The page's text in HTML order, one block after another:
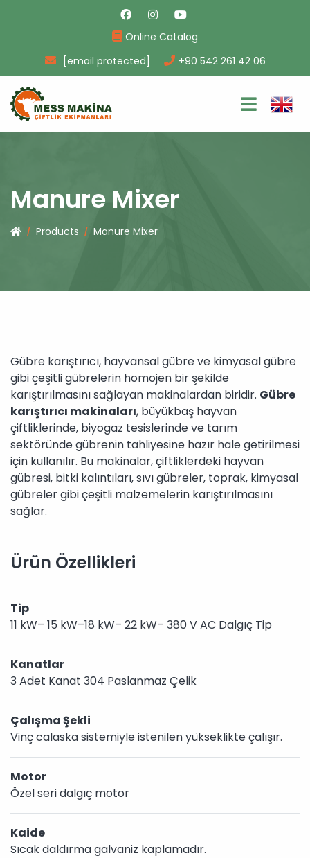
Online Catalog
[email protected]
+90 542 261 42 06
Manure Mixer
Products Manure Mixer
Gübre karıştırıcı, hayvansal gübre ve kimyasal gübre
gibi çeşitli gübrelerin homojen bir şekilde
karıştırılmasını sağlayan makinalardan biridir. Gübre
karıştırıcı makinaları, büyükbaş hayvan
çiftliklerinde, biyogaz tesislerinde ve tarım
sektöründe gübrenin tahliyesine hazır hale getirilmesi
için kullanılır. Bu makinalar, çiftliklerdeki hayvan
gübresi, bitki kalıntıları, sıvı gübreler, toprak, kimyasal
gübreler gibi çeşitli malzemelerin karıştırılmasını
sağlar.
Ürün Özellikleri
Tip
11 kW– 15 kW–18 kW– 22 kW– 380 V AC Dalgıç Tip
Kanatlar
3 Adet Kanat 304 Paslanmaz Çelik
Çalışma Şekli
Vinç calaska sistemiyle istenilen yükseklikte çalışır.
Motor
Özel seri dalgıç motor
Kaide
Sıcak daldırma galvaniz kaplamadır.